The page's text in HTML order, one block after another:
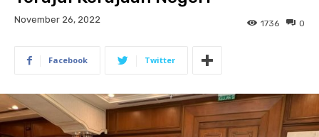
November 26, 2022 0
1736
Facebook Twitter